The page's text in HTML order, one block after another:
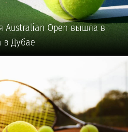
Australian Open вышла в
в Дубае